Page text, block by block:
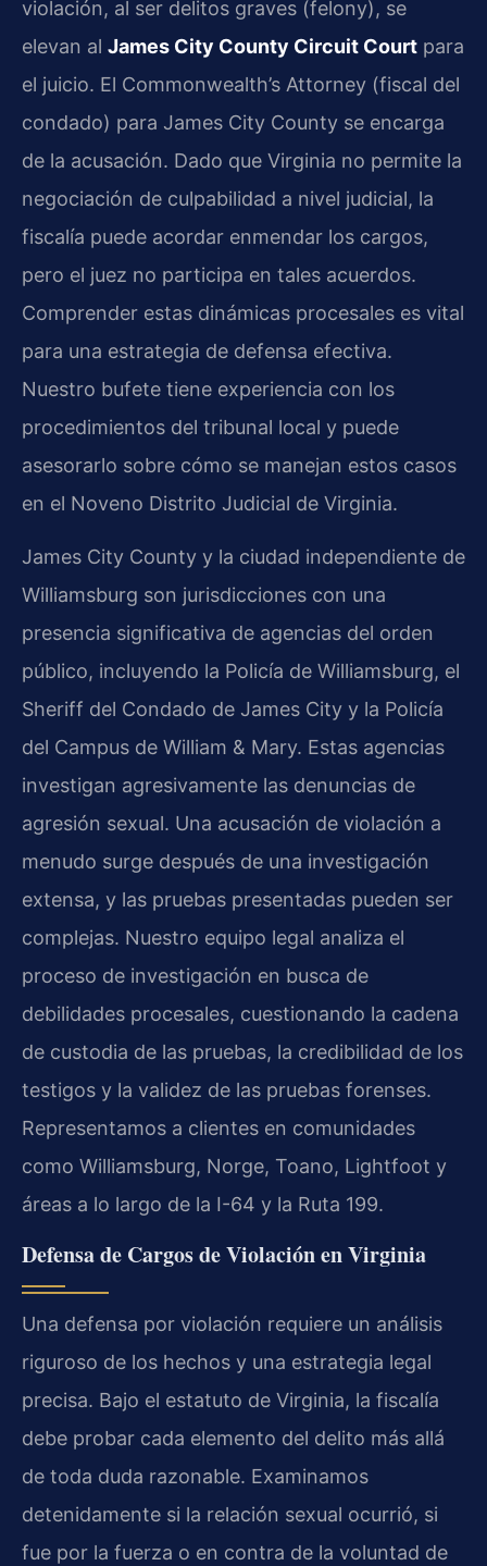
violación, al ser delitos graves (felony), se
elevan al James City County Circuit Court para
el juicio. El Commonwealth’s Attorney (fiscal del
condado) para James City County se encarga
de la acusación. Dado que Virginia no permite la
negociación de culpabilidad a nivel judicial, la
fiscalía puede acordar enmendar los cargos,
pero el juez no participa en tales acuerdos.
Comprender estas dinámicas procesales es vital
para una estrategia de defensa efectiva.
Nuestro bufete tiene experiencia con los
procedimientos del tribunal local y puede
asesorarlo sobre cómo se manejan estos casos
en el Noveno Distrito Judicial de Virginia.
James City County y la ciudad independiente de
Williamsburg son jurisdicciones con una
presencia significativa de agencias del orden
público, incluyendo la Policía de Williamsburg, el
Sheriff del Condado de James City y la Policía
del Campus de William & Mary. Estas agencias
investigan agresivamente las denuncias de
agresión sexual. Una acusación de violación a
menudo surge después de una investigación
extensa, y las pruebas presentadas pueden ser
complejas. Nuestro equipo legal analiza el
proceso de investigación en busca de
debilidades procesales, cuestionando la cadena
de custodia de las pruebas, la credibilidad de los
testigos y la validez de las pruebas forenses.
Representamos a clientes en comunidades
como Williamsburg, Norge, Toano, Lightfoot y
áreas a lo largo de la I-64 y la Ruta 199.
Defensa de Cargos de Violación en Virginia
Una defensa por violación requiere un análisis
riguroso de los hechos y una estrategia legal
precisa. Bajo el estatuto de Virginia, la fiscalía
debe probar cada elemento del delito más allá
de toda duda razonable. Examinamos
detenidamente si la relación sexual ocurrió, si
fue por la fuerza o en contra de la voluntad de